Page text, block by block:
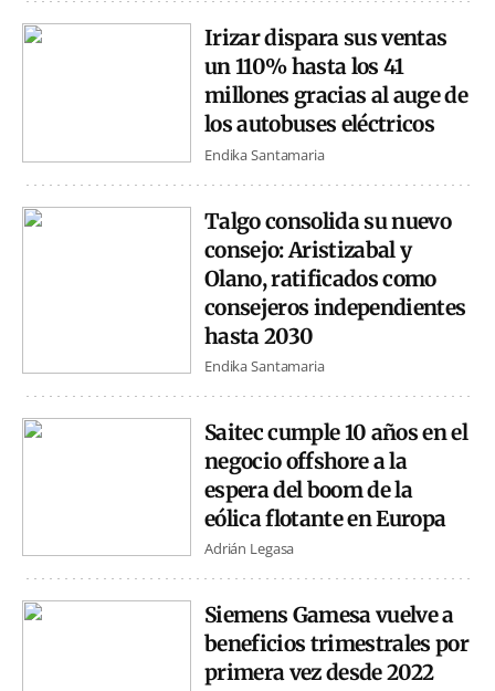
Irizar dispara sus ventas
un 110% hasta los 41
millones gracias al auge de
los autobuses eléctricos
Endika Santamaria
Talgo consolida su nuevo
consejo: Aristizabal y
Olano, ratificados como
consejeros independientes
hasta 2030
Endika Santamaria
Saitec cumple 10 años en el
negocio offshore a la
espera del boom de la
eólica flotante en Europa
Adrián Legasa
Siemens Gamesa vuelve a
beneficios trimestrales por
primera vez desde 2022